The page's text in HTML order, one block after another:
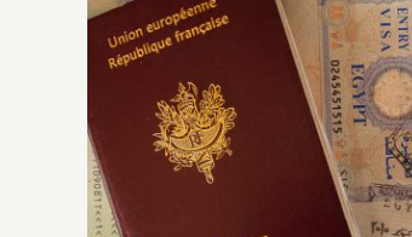
Unsichtbare Feinde